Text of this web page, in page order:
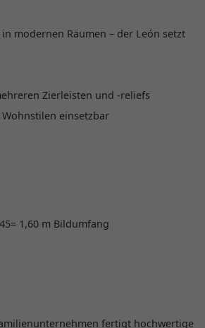
modernen Räumen – der León setzt
Zierleisten und -reliefs
einsetzbar
1,60 m Bildumfang
fertigt hochwertige